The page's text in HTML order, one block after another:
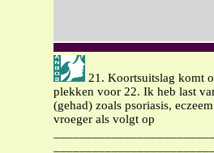
21. Koortsuitslag komt
plekken voor 22. Ik heb last
(gehad) zoals psoriasis,
vroeger als volgt op